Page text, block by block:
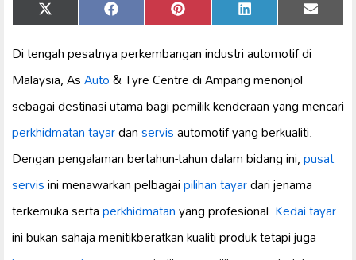
Share
on
X
(Twitter)
Share
on
Facebook Share
on
Pinterest Share
on
LinkedIn Share
on
Email
Di tengah pesatnya perkembangan industri automotif di
Malaysia, AsAuto& Tyre Centre di Ampang menonjol
sebagai destinasi utama bagi pemilik kenderaan yang mencari
perkhidmatan tayardanservisautomotif yang berkualiti.
Dengan pengalaman bertahun-tahun dalam bidang ini,pusat
servisini menawarkan pelbagaipilihan tayardari jenama
terkemuka sertaperkhidmatanyang profesional.Kedai tayar
ini bukan sahaja menitikberatkan kualiti produk tetapi juga